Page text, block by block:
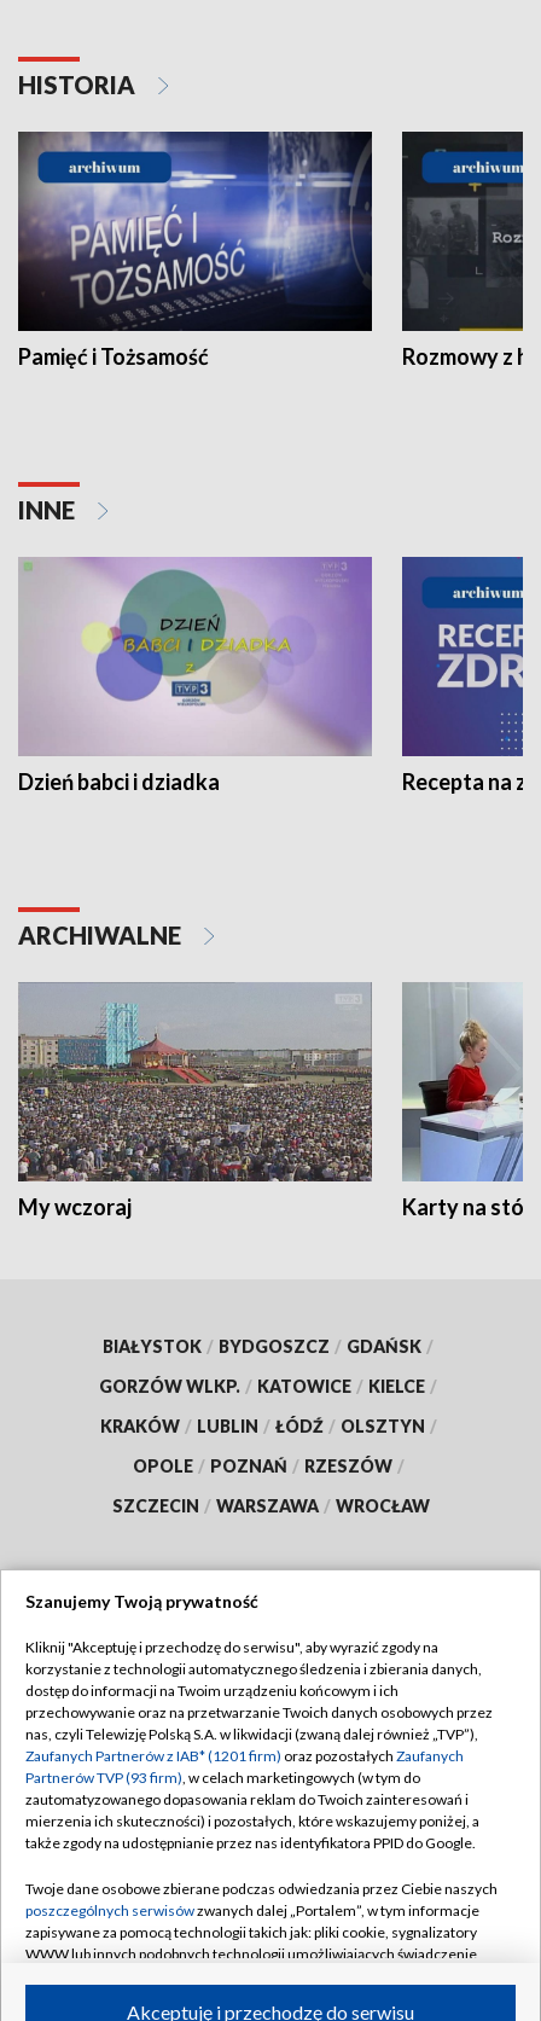
HISTORIA
Pamięć i Tożsamość Rozmowy z
INNE
Dzień babci i dziadka Recepta na
ARCHIWALNE
My wczoraj Karty na
BIAŁYSTOK / BYDGOSZCZ / GDAŃSK /
GORZÓW WLKP. / KATOWICE / KIELCE /
KRAKÓW / LUBLIN / ŁÓDŹ / OLSZTYN /
OPOLE / POZNAŃ / RZESZÓW /
SZCZECIN / WARSZAWA / WROCŁAW
TVP
Abonament TVP
Emisja w TVP
Centrum informacji TVP
Naziemna Telewizja Cyfrowa
Rada Programowa
System NOS
Informacje o nadawcy
Regulamin TVP
Polityka prywatności
Moje zgody
Pomoc
Kontakt
Kanały
Szanujemy Twoją prywatność
Kliknij "Akceptuję i przechodzę do serwisu", aby wyrazić zgody na
korzystanie z technologii automatycznego śledzenia i zbierania danych,
dostęp do informacji na Twoim urządzeniu końcowym i ich
przechowywanie oraz na przetwarzanie Twoich danych osobowych przez
nas, czyli Telewizję Polską S.A. w likwidacji (zwaną dalej również „TVP”),
Zaufanych Partnerów z IAB* (1201 firm) oraz pozostałych Zaufanych
Partnerów TVP (93 firm), w celach marketingowych (w tym do
zautomatyzowanego dopasowania reklam do Twoich zainteresowań i
mierzenia ich skuteczności) i pozostałych, które wskazujemy poniżej, a
także zgody na udostępnianie przez nas identyfikatora PPID do Google.
Twoje dane osobowe zbierane podczas odwiedzania przez Ciebie naszych
poszczególnych serwisówzwanych dalej „Portalem”, w tym informacje
zapisywane za pomocą technologii takich jak: pliki cookie, sygnalizatory
WWW lub innych podobnych technologii umożliwiających świadczenie
Akceptuję i przechodzę do serwisu